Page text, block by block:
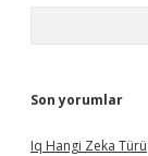
Son yorumlar
Iq Hangi Zeka Türü